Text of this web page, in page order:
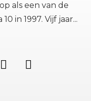
als een van de
in 1997. Vijf jaar...